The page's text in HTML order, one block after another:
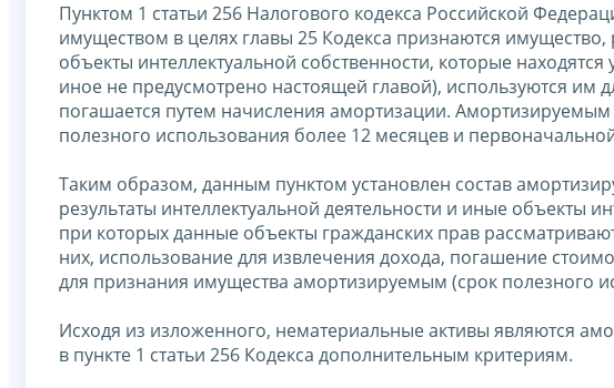
Пунктом 1 статьи 256 Налогового кодекса Российской
имуществом в целях главы 25 Кодекса признаются имущество,
объекты интеллектуальной собственности, которые
иное не предусмотрено настоящей главой), используются им
погашается путем начисления амортизации.
полезного использования более 12 месяцев и
Таким образом, данным пунктом установлен состав
результаты интеллектуальной деятельности и иные объекты
при которых данные объекты гражданских прав
них, использование для извлечения дохода, погашение
для признания имущества амортизируемым (срок полезного
Исходя из изложенного, нематериальные активы являются
в пункте 1 статьи 256 Кодекса дополнительным критериям.